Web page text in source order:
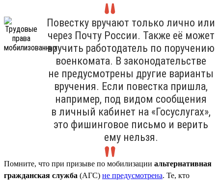
Повестку вручают только лично или
через Почту России. Также её может
вручить работодатель по поручению
военкомата. В законодательстве
не предусмотрены другие варианты
вручения. Если повестка пришла,
например, под видом сообщения
в личный кабинет на «Госуслугах»,
это фишинговое письмо и верить
ему нельзя.
Помните, что при призыве по мобилизации альтернативная
гражданская служба (АГС) не предусмотрена. Те, кто